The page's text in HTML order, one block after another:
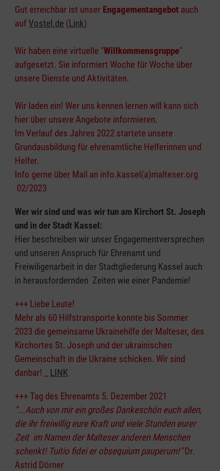
Gut erreichbar ist unser Engagementangebot auch
aufVostel.de (Link)
Wir haben eine virtuelle "Willkommensgruppe"
aufgesetzt. Sie informiert Woche für Woche über
unsere Dienste und Aktivitäten.
Wir laden ein! Wer uns kennen lernen will kann sich
hier über unsere Angebote informieren.
Im Verlauf des Jahres 2022 startete unsere
Grundausbildung für ehrenamtliche Helferinnen und
Helfer.
Info gerne über Mail an info.kassel(a)malteser.org
02/2023
Wer wir sind und was wir tun am Kirchort St. Joseph
und in der Stadt Kassel:
Hier beschreiben wir unser Engagementversprechen
und unseren Anspruch für Ehrenamt und
Freiwiligenarbeit in der Stadtgliederung Kassel auch
in herausfordernden Zeiten wie einer Pandemie!
+++ Liebe Leute!
Mehr als 60 Hilfstransporte konnte bis Sommer
2023 die gemeinsame Ukrainehilfe der Malteser, des
Kirchortes St. Joseph und der ukrainischen
Gemeinschaft in die Ukraine schicken. Wir sind
danbar! _ LINK
+++ Tag des Ehrenamts 5. Dezember 2021
"...Auch von mir ein großes Dankeschön euch allen,
die ihr freiwillig eure Kraft und viele Stunden eurer
Zeit im Namen der Malteser anderen Menschen
schenkt! Tuitio fidei er obsequium pauperum!"Dr.
Astrid Dörner